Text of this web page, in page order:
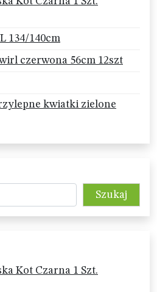
134/140cm
czerwona 56cm 12szt
kwiatki zielone
Szukaj
Kot Czarna 1 Szt.